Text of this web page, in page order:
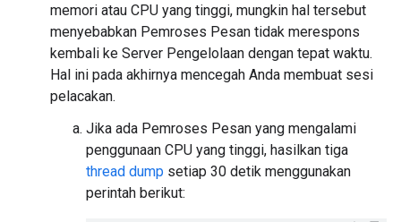
memori atau CPU yang tinggi, mungkin hal tersebut
menyebabkan Pemroses Pesan tidak merespons
kembali ke Server Pengelolaan dengan tepat waktu.
Hal ini pada akhirnya mencegah Anda membuat sesi
pelacakan.
Jika ada Pemroses Pesan yang mengalami
penggunaan CPU yang tinggi, hasilkan tiga
thread dump setiap 30 detik menggunakan
perintah berikut: